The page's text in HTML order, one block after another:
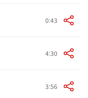
0:43
4:30
3:56